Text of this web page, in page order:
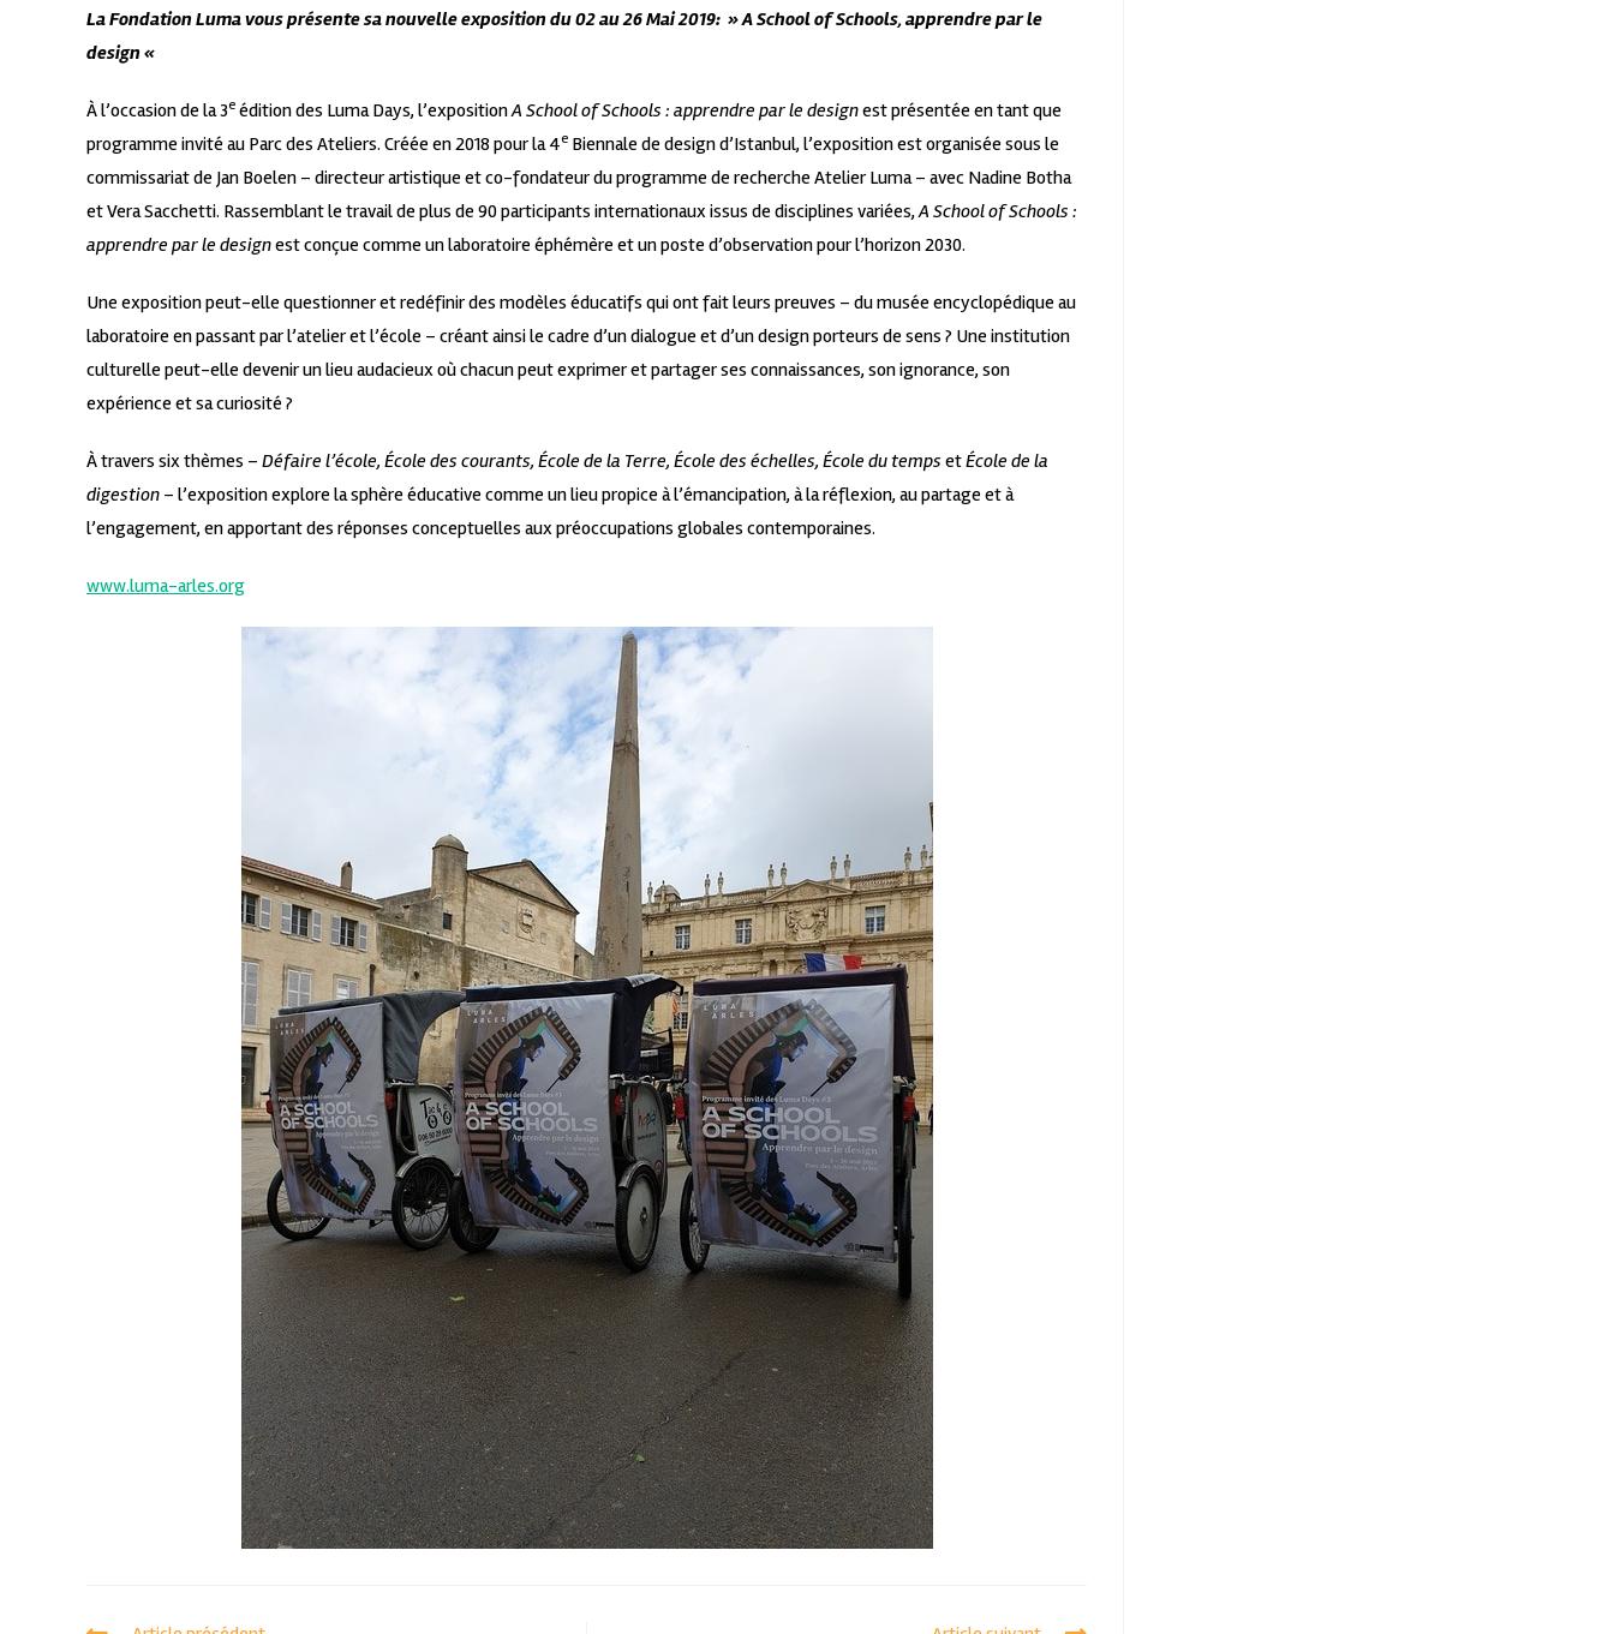
La Fondation Luma vous présente sa nouvelle exposition du 02 au 26 Mai 2019: » A School of Schools, apprendre par le
design «
À l’occasion de la 3e édition des Luma Days, l’expositionA School of Schools : apprendre par le designest présentée en tant que
programme invité au Parc des Ateliers. Créée en 2018 pour la 4e Biennale de design d’Istanbul, l’exposition est organisée sous le
commissariat de Jan Boelen ­­– directeur artistique et co-fondateur du programme de recherche Atelier Luma – avec Nadine Botha
et Vera Sacchetti. Rassemblant le travail de plus de 90 participants internationaux issus de disciplines variées,A School of Schools :
apprendre par le designest conçue comme un laboratoire éphémère et un poste d’observation pour l’horizon 2030.
Une exposition peut-elle questionner et redéfinir des modèles éducatifs qui ont fait leurs preuves – du musée encyclopédique au
laboratoire en passant par l’atelier et l’école – créant ainsi le cadre d’un dialogue et d’un design porteurs de sens ? Une institution
culturelle peut-elle devenir un lieu audacieux où chacun peut exprimer et partager ses connaissances, son ignorance, son
expérience et sa curiosité ?
À travers six thèmes – Défaire l’école, École des courants, École de la Terre, École des échelles, École du temps etÉcole de la
digestion – l’exposition explore la sphère éducative comme un lieu propice à l’émancipation, à la réflexion, au partage et à
l’engagement, en apportant des réponses conceptuelles aux préoccupations globales contemporaines.
www.luma-arles.org